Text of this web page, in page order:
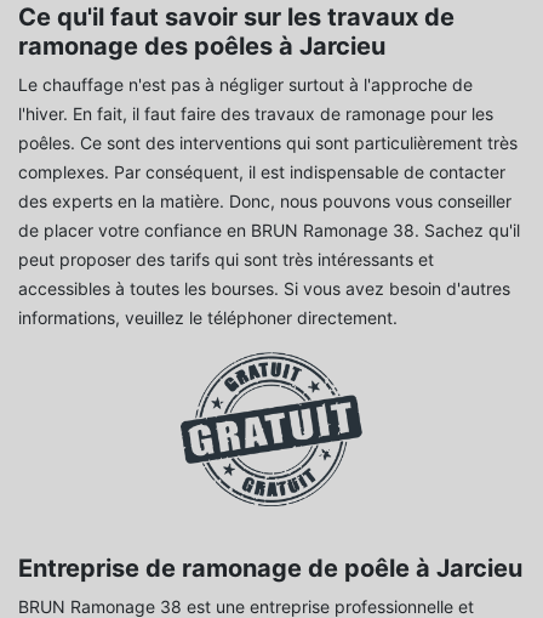
Ce qu'il faut savoir sur les travaux de
ramonage des poêles à Jarcieu
Le chauffage n'est pas à négliger surtout à l'approche de
l'hiver. En fait, il faut faire des travaux de ramonage pour les
poêles. Ce sont des interventions qui sont particulièrement très
complexes. Par conséquent, il est indispensable de contacter
des experts en la matière. Donc, nous pouvons vous conseiller
de placer votre confiance en BRUN Ramonage 38. Sachez qu'il
peut proposer des tarifs qui sont très intéressants et
accessibles à toutes les bourses. Si vous avez besoin d'autres
informations, veuillez le téléphoner directement.
Entreprise de ramonage de poêle à Jarcieu
BRUN Ramonage 38 est une entreprise professionnelle et